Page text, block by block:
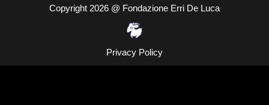
Copyright 2026 @ Fondazione Erri De Luca
Privacy Policy